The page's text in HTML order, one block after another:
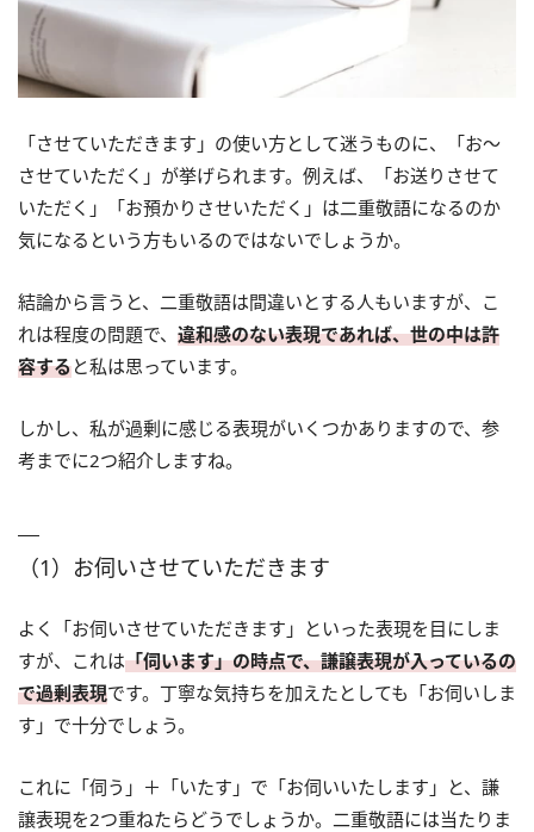
「させていただきます」の使い方として迷うものに、「お～
させていただく」が挙げられます。例えば、「お送りさせて
いただく」「お預かりさせいただく」は二重敬語になるのか
気になるという方もいるのではないでしょうか。
結論から言うと、二重敬語は間違いとする人もいますが、こ
れは程度の問題で、 違和感のない表現であれば、世の中は許
容すると私は思っています。
しかし、私が過剰に感じる表現がいくつかありますので、参
考までに2つ紹介しますね。
（1）お伺いさせていただきます
よく「お伺いさせていただきます」といった表現を目にしま
すが、これは「伺います」の時点で、謙譲表現が入っているの
で過剰表現です。丁寧な気持ちを加えたとしても「お伺いしま
す」で十分でしょう。
これに「伺う」＋「いたす」で「お伺いいたします」と、謙
譲表現を2つ重ねたらどうでしょうか。二重敬語には当たりま